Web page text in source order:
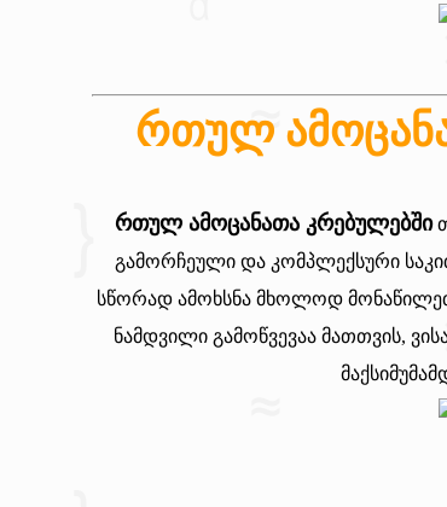
რთულ
რთულ ამოცანათა კრებულებში
გამორჩეული და კომპლექსური
სწორად ამოხსნა მხოლოდ
ნამდვილი გამოწვევაა მათთვის,